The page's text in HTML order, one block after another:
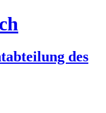
des